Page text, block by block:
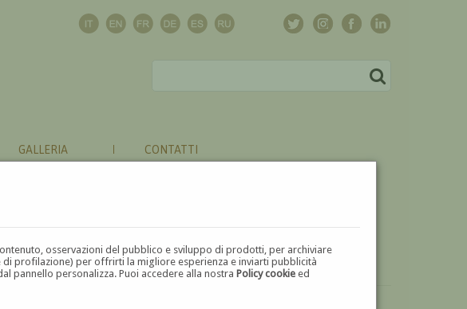
osservazioni del pubblico e sviluppo di prodotti, per archiviare
profilazione) per offrirti la migliore esperienza e inviarti pubblicità
pannello personalizza. Puoi accedere alla nostraPolicy cookie ed
GALLERIA CONTATTI